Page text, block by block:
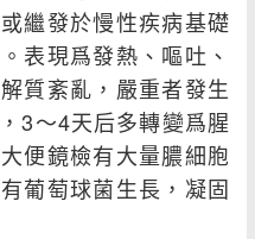
繼發於慢性疾病基礎
表現爲發熱、嘔吐、
質紊亂，嚴重者發生
3～4天后多轉變爲腥
便鏡檢有大量膿細胞
葡萄球菌生長，凝固